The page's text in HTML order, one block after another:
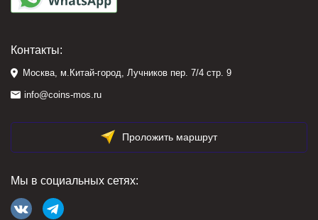
Контакты:
Москва, м.Китай-город, Лучников пер. 7/4 стр. 9
info@coins-mos.ru
Проложить маршрут
Мы в социальных сетях: